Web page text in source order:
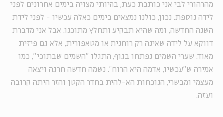
מהרהורי לבי אני כותבת כעת, בהיותי מצויה בימים אחרונים לפני
לידה נוספת. נכון, כולנו נמצאים בימים כאלה עכשיו - לפני לידת
השנה החדשה, ומה שהיא תבקיע ותחלץ מתוכנו. אבל אני מדברת
דווקא על לידה שאינה רק רוחנית או מטאפורית, אלא גם פיזית
מאוד. שערי השמים נפתחו בגוף, התגלו "השמים שבתוכי", כמו
אמירה ש"עכשיו, אדמה היא הרוח". נשמה חדשה חרגה ויצאה
מעצמי ומבשרי, הנוכחות הא-להית בחדר הקטן והזר היתה קרובה
ועזה.